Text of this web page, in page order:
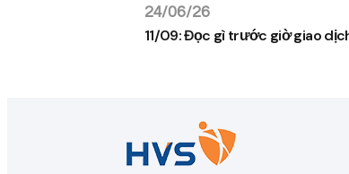
24/06/26
11/09: Đọc gì trước giờ giao